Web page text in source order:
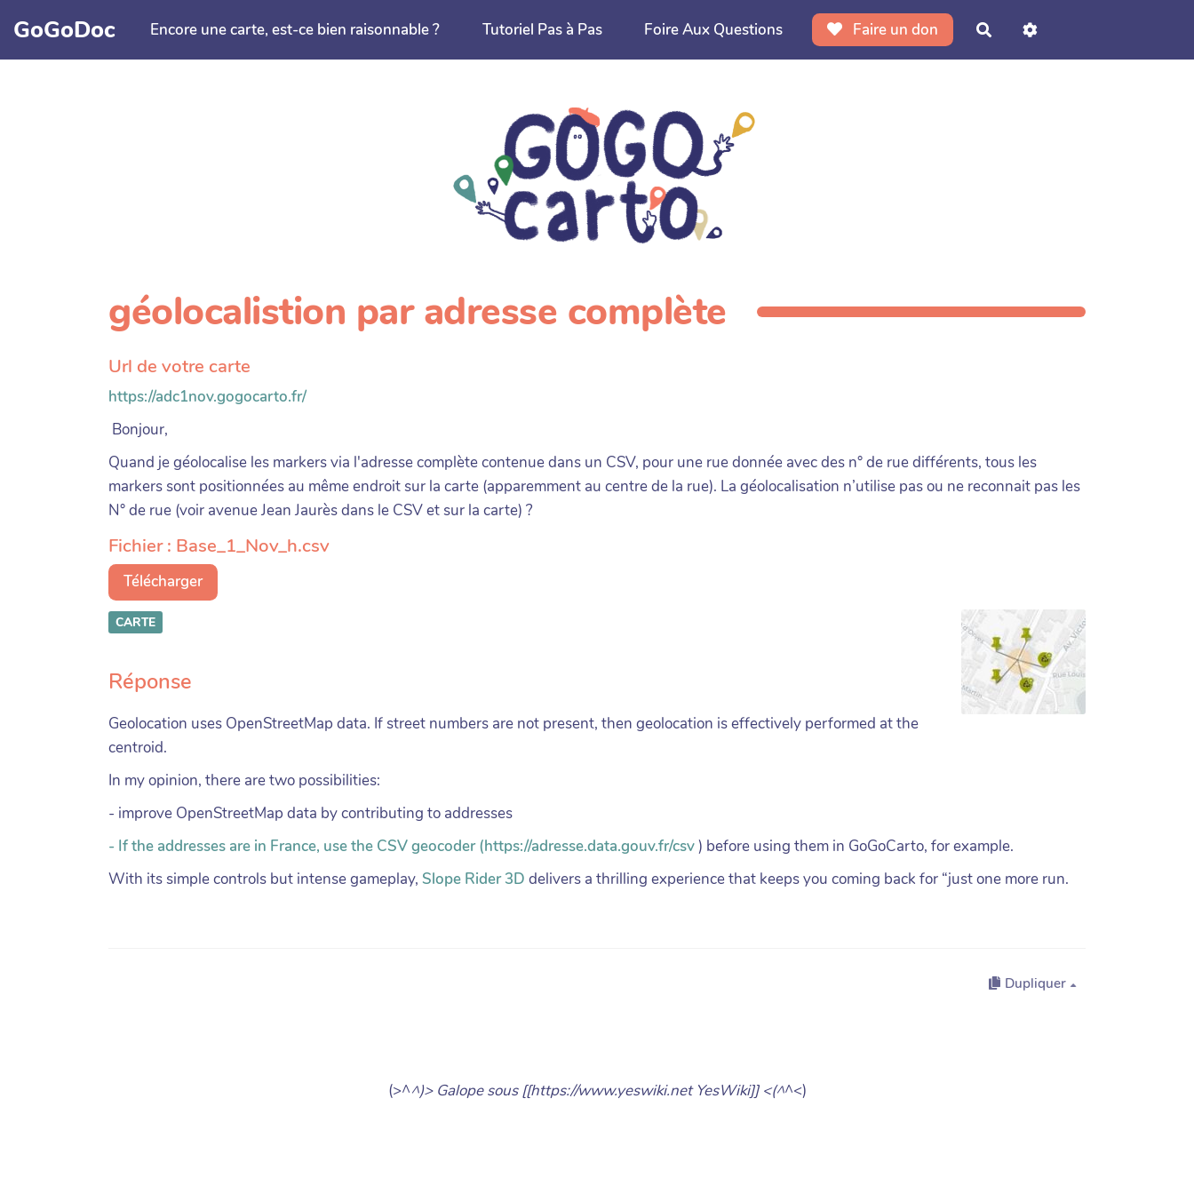
Aller au contenu principal
GoGoDoc Encore une carte, est-ce bien raisonnable ? Tutoriel Pas à Pas Foire Aux Questions Faire un don Rechercher
géolocalistion par adresse complète
Url de votre carte
https://adc1nov.gogocarto.fr/
Bonjour,
Quand je géolocalise les markers via l'adresse complète contenue dans un CSV, pour une rue donnée avec des n° de rue différents, tous les
markers sont positionnées au même endroit sur la carte (apparemment au centre de la rue). La géolocalisation n’utilise pas ou ne reconnait pas les
N° de rue (voir avenue Jean Jaurès dans le CSV et sur la carte) ?
Fichier : Base_1_Nov_h.csv
Télécharger
CARTE
Réponse
Geolocation uses OpenStreetMap data. If street numbers are not present, then geolocation is effectively performed at the
centroid.
In my opinion, there are two possibilities:
- improve OpenStreetMap data by contributing to addresses
- If the addresses are in France, use the CSV geocoder (https://adresse.data.gouv.fr/csv) before using them in GoGoCarto, for example.
With its simple controls but intense gameplay, Slope Rider 3D delivers a thrilling experience that keeps you coming back for “just one more run.
Dupliquer
(>^^)> Galope sous [[https://www.yeswiki.net YesWiki]] <(^^<)